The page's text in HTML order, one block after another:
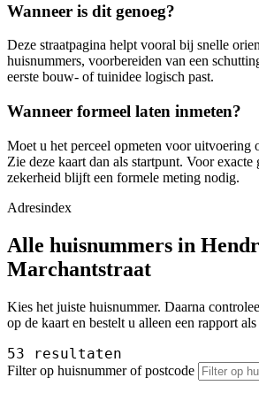
Wanneer is dit genoeg?
Deze straatpagina helpt vooral bij snelle
huisnummers, voorbereiden van een
eerste bouw- of tuinidee logisch past.
Wanneer formeel laten inmeten?
Moet u het perceel opmeten voor uitvoering
Zie deze kaart dan als startpunt. Voor
zekerheid blijft een formele meting nodig.
Adresindex
Alle huisnummers in
Marchantstraat
Kies het juiste huisnummer. Daarna
op de kaart en bestelt u alleen een rapport
53 resultaten
Filter op huisnummer of postcode